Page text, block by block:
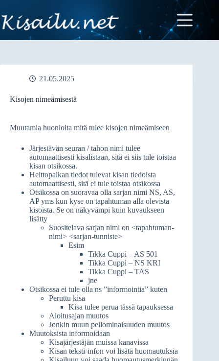
content
21.05.2025
Kisojen nimeämisestä
Muutamia huonioita mitä tulee kisojen nimeämiseen
Järjestävän seuran / tahon nimi tulee
automaattisesti kisalistaan, sitä ei siis tule toistaa
kisan otsikossa.
Heittopaikan tiedot tulevat kisan tiedoista
automaattisesti, sitä ei tule toistaa otsikossa
Otsikossa on suoravaa olla sarjan nimi NS, AS,
AP yms kun kyse on tapahtuman alla olevista
kisoista. Se on näkyvämpi kuin kuvaukseen
lisätty
Suositelava sarjan nimi on <tapahtuman-
nimi> <sarjan-tunniste>
Esim
Tikka Cuppi – AS 501
Tikka Cuppi – NS KRI
Tikka Cuppi – TAS
jne
Otsikossa ei tule olla ns ”informointia” kuten
Peruttu kisa
Kisa tulee perua tässä tapauksessa
Aloitusajan muutos
Jonkin muun peliominaisuuden muutos
Muutoksista informoidaan
Kisajärjestäjän muissa kanavissa
Kisan teksti-infon voi lisätä huomautuksia